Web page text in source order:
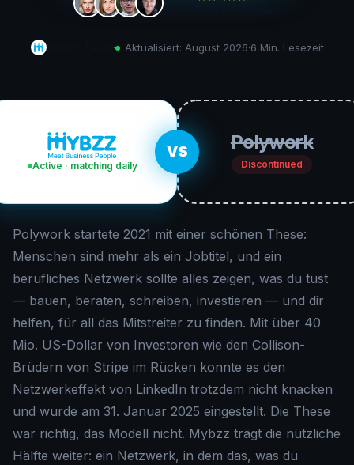
Mybzz Team · Aktualisiert: August 2026·6 Min. Lesezeit
Active · matching daily
VS Polywork
Discontinued
Polywork startete 2021 mit einer schönen These:
Menschen sind mehr als ein Jobtitel, und ein
berufliches Netzwerk sollte alles zeigen, was du tust
— bauen, beraten, schreiben, investieren — und dir
helfen, für all das Mitstreiter zu finden. Mit über 40
Mio. US-Dollar von Investoren wie den Collison-
Brüdern von Stripe im Rücken konnte es den
Netzwerkeffekt von LinkedIn trotzdem nicht knacken
und wurde am 31. Januar 2025 eingestellt. Die These
war richtig, das Modell nicht. Mybzz trägt die nützliche
Hälfte weiter: ein Netzwerk, in dem das, was du